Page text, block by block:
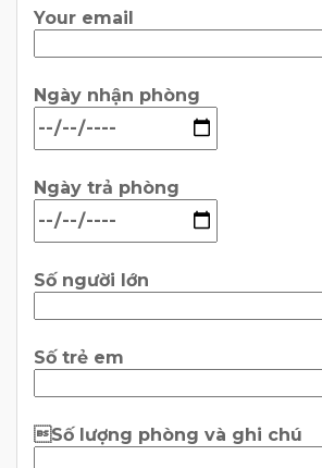
Your email
Ngày nhận phòng
Ngày trả phòng
Số người lớn
Số trẻ em
Số lượng phòng và ghi chú